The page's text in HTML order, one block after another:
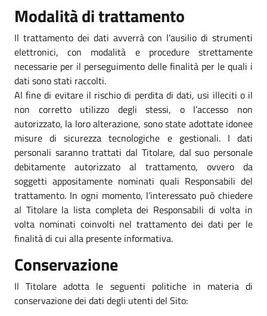
Modalità di trattamento
Il trattamento dei dati avverrà con l’ausilio di strumenti
elettronici, con modalità e procedure strettamente
necessarie per il perseguimento delle finalità per le quali i
dati sono stati raccolti.
Al fine di evitare il rischio di perdita di dati, usi illeciti o il
non corretto utilizzo degli stessi, o l’accesso non
autorizzato, la loro alterazione, sono state adottate idonee
misure di sicurezza tecnologiche e gestionali. I dati
personali saranno trattati dal Titolare, dal suo personale
debitamente autorizzato al trattamento, ovvero da
soggetti appositamente nominati quali Responsabili del
trattamento. In ogni momento, l’interessato può chiedere
al Titolare la lista completa dei Responsabili di volta in
volta nominati coinvolti nel trattamento dei dati per le
finalità di cui alla presente informativa.
Conservazione
Il Titolare adotta le seguenti politiche in materia di
conservazione dei dati degli utenti del Sito: